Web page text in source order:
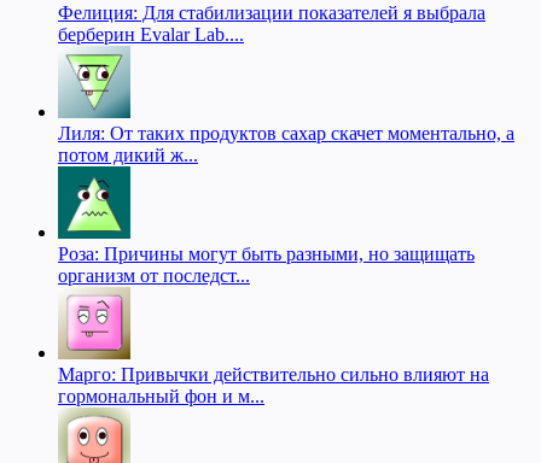
Фелиция: Для стабилизации показателей я выбрала
берберин Evalar Lab....
Лиля: От таких продуктов сахар скачет моментально, а
потом дикий ж...
Роза: Причины могут быть разными, но защищать
организм от последст...
Марго: Привычки действительно сильно влияют на
гормональный фон и м...